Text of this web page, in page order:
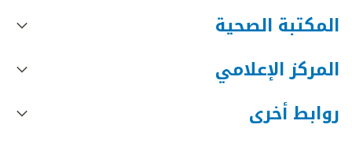
المكتبة الصحية
المركز الإعلامي
روابط أخرى